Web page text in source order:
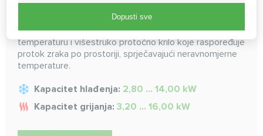
Konvertibilna jedinica montira se nisko na zid i može se
djelomično ugraditi. Ova unutarnja jedinica ima
mogućnost brzog zagrijavanja prostora na željenu
temperaturu i višestruko protočno krilo koje raspoređuje
protok zraka po prostoriji, sprječavajući neravnomjerne
temperature.
Kapacitet hlađenja: 2,80 ... 14,00 kW
Kapacitet grijanja: 3,20 ... 16,00 kW
Dopusti sve